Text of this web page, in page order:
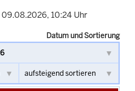
10:24 Uhr
Datum und Sortierung